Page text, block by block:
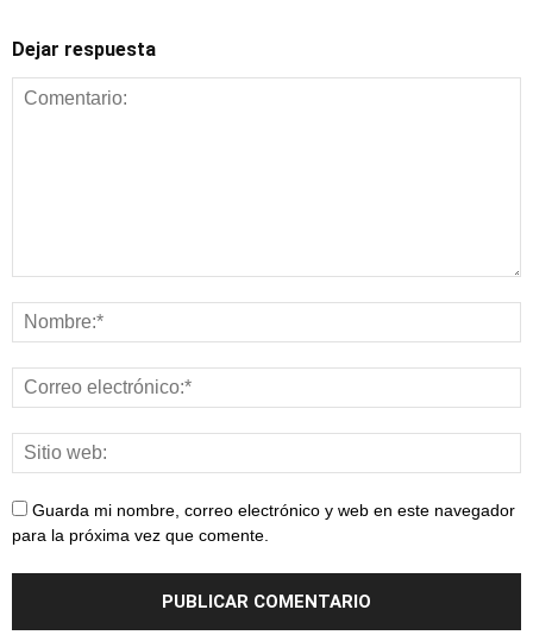
Alimentación y
nutrición
Dejar respuesta
Guarda mi nombre, correo electrónico y web en este navegador
para la próxima vez que comente.